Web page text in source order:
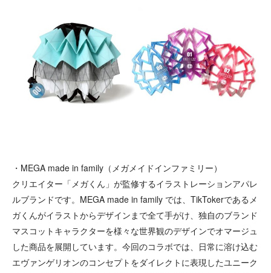
・MEGA made in family（メガメイドインファミリー）
クリエイター「メガくん」が監修するイラストレーションアパレ
ルブランドです。MEGA made in family では、TikTokerであるメ
ガくんがイラストからデザインまで全て手がけ、独自のブランド
マスコットキャラクターを様々な世界観のデザインでオマージュ
した商品を展開しています。今回のコラボでは、日常に溶け込む
エヴァンゲリオンのコンセプトをダイレクトに表現したユニーク